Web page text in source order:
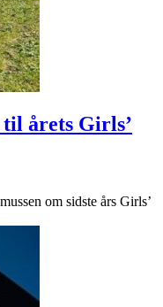
årets Girls’
om sidste års Girls’